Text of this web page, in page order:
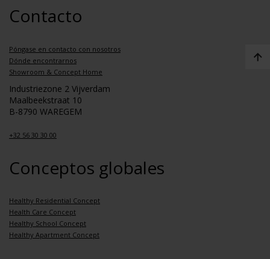
Contacto
Póngase en contacto con nosotros
Dónde encontrarnos
Showroom & Concept Home
Industriezone 2 Vijverdam
Maalbeekstraat 10
B-8790 WAREGEM
+32 56 30 30 00
Conceptos globales
Healthy Residential Concept
Health Care Concept
Healthy School Concept
Healthy Apartment Concept